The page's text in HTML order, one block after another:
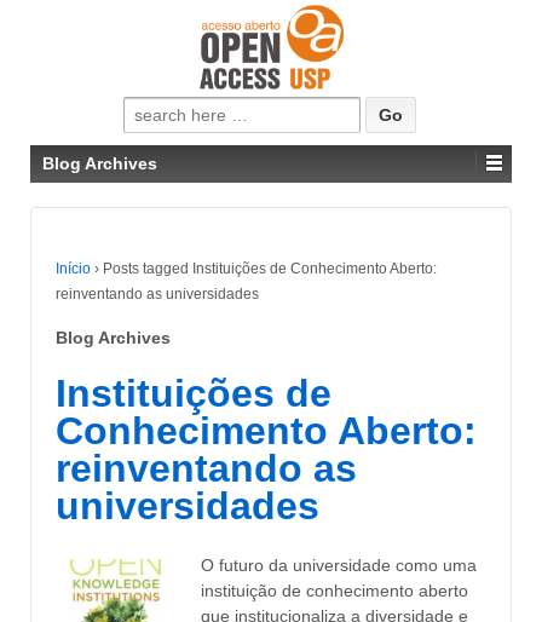
Pesquisar
por:
Blog Archives
Início › Posts tagged Instituições de Conhecimento Aberto:
reinventando as universidades
Blog Archives
Instituições de
Conhecimento Aberto:
reinventando as
universidades
O futuro da universidade como uma
instituição de conhecimento aberto
que institucionaliza a diversidade e